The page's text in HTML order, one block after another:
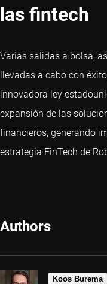
las fintech
Varias salidas a bolsa,
llevadas a cabo con
innovadora ley
expansión de las
financieros, generando
estrategia FinTech de
Authors
Koos Burema